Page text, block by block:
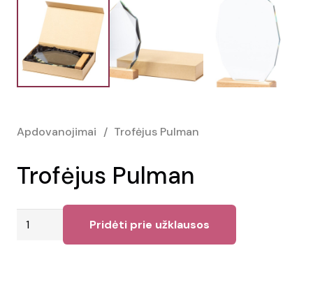
Apdovanojimai / Trofėjus Pulman
Trofėjus Pulman
produkto
Pridėti prie užklausos